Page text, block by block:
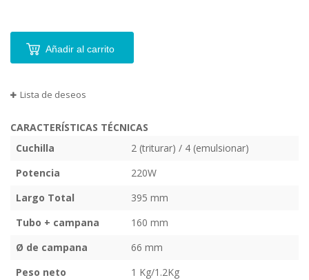
Añadir al carrito
Lista de deseos
CARACTERÍSTICAS TÉCNICAS
Cuchilla
2 (triturar) / 4 (emulsionar)
Potencia
220W
Largo Total
395 mm
Tubo + campana
160 mm
Ø de campana
66 mm
Peso neto
1 Kg/1.2Kg